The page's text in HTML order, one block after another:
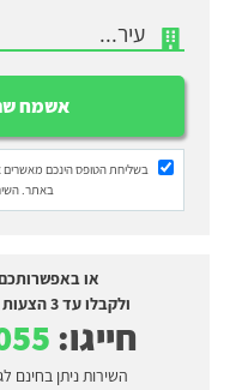
בשליחת הטופס הינכם
באתר.
או באפשרותכם
ולקבלו עד 3 הצעות מחיר שונות לבקשתכם
חייגו:
השירות ניתן בחינם